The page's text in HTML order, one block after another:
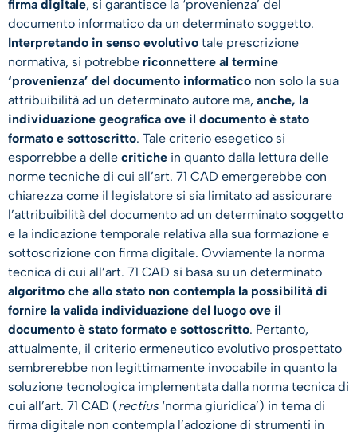
firma digitale, si garantisce la ‘provenienza’ del
documento informatico da un determinato soggetto.
Interpretando in senso evolutivo tale prescrizione
normativa, si potrebbe riconnettere al termine
‘provenienza’ del documento informatico non solo la sua
attribuibilità ad un determinato autore ma, anche, la
individuazione geografica ove il documento è stato
formato e sottoscritto. Tale criterio esegetico si
esporrebbe a delle critiche in quanto dalla lettura delle
norme tecniche di cui all’art. 71 CAD emergerebbe con
chiarezza come il legislatore si sia limitato ad assicurare
l’attribuibilità del documento ad un determinato soggetto
e la indicazione temporale relativa alla sua formazione e
sottoscrizione con firma digitale. Ovviamente la norma
tecnica di cui all’art. 71 CAD si basa su un determinato
algoritmo che allo stato non contempla la possibilità di
fornire la valida individuazione del luogo ove il
documento è stato formato e sottoscritto. Pertanto,
attualmente, il criterio ermeneutico evolutivo prospettato
sembrerebbe non legittimamente invocabile in quanto la
soluzione tecnologica implementata dalla norma tecnica di
cui all’art. 71 CAD (rectius‘norma giuridica’) in tema di
firma digitale non contempla l’adozione di strumenti in